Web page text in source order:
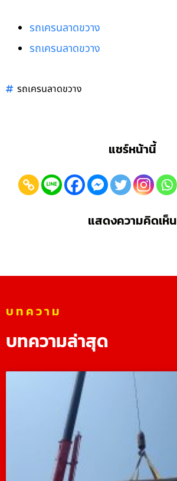
รถเครนลาดขวาง
รถเครนลาดขวาง
รถเครนลาดขวาง
แชร์หน้านี้
แสดงความคิดเห็น
บทความ
บทความล่าสุด